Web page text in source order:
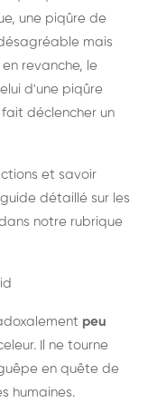
une piqûre de
mais
revanche, le
d'une piqûre
déclencher un
et savoir
détaillé sur les
notre rubrique
peu
Il ne tourne
en quête de
humaines.